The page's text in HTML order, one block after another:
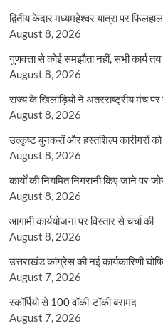
द्वितीय केदार मध्यमहेश्वर यात्रा पर
August 8, 2026
गुणवत्ता से कोई समझौता नहीं, सभी कार्य
August 8, 2026
राज्य के खिलाड़ियों ने अंतरराष्ट्रीय मंच
August 8, 2026
उत्कृष्ट बुनकरों और हस्तशिल्प कारीगरों को
August 8, 2026
कार्यों की नियमित निगरानी किए जाने पर
August 8, 2026
आगामी कार्ययोजना पर विस्तार से चर्चा की
August 8, 2026
उत्तराखंड कांग्रेस की नई कार्यकारिणी
August 7, 2026
स्कॉर्पियो से 100 वॉकी-टॉकी बरामद
August 7, 2026